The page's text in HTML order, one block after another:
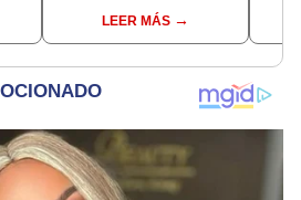
plenitud”LEER MÁS
el